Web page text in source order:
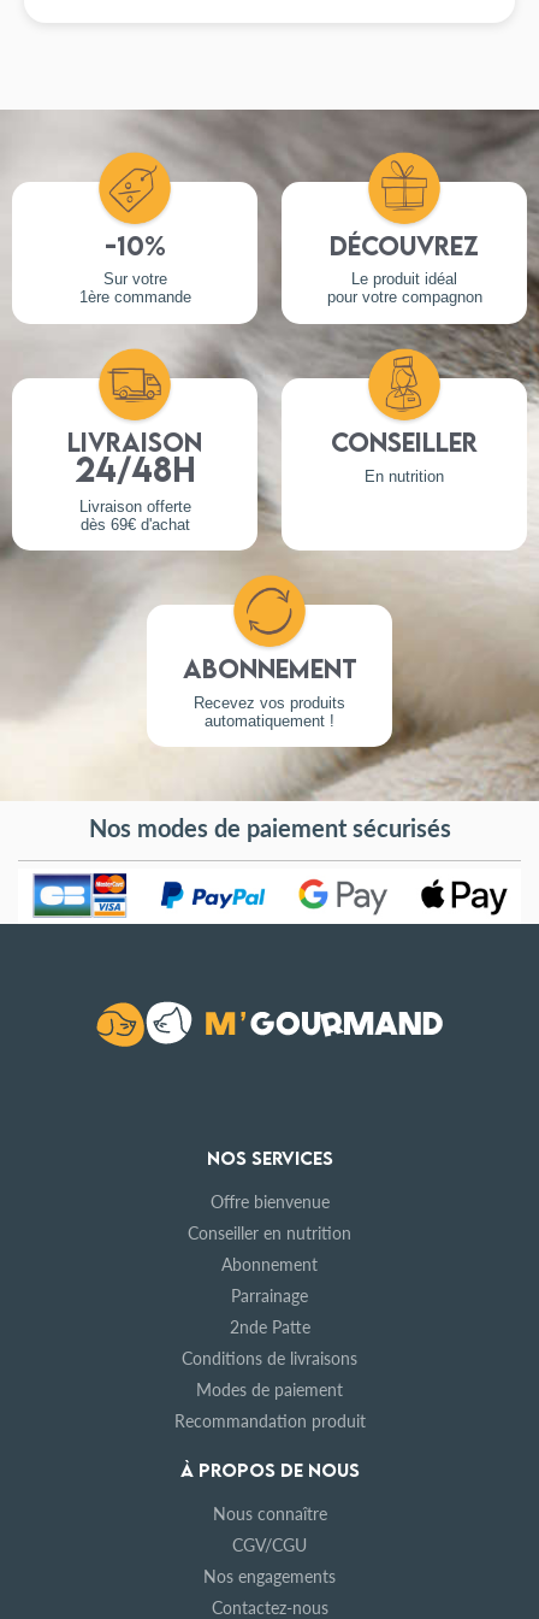
-10%
Sur votre
1ère commande
Découvrez
Le produit idéal
pour votre compagnon
Livraison
24/48h
Livraison offerte
dès 69€ d'achat
Conseiller
En nutrition
Abonnement
Recevez vos produits
automatiquement !
Nos modes de paiement sécurisés
NOS SERVICES
Offre bienvenue
Conseiller en nutrition
Abonnement
Parrainage
2nde Patte
Conditions de livraisons
Modes de paiement
Recommandation produit
À PROPOS DE NOUS
Nous connaître
CGV/CGU
Nos engagements
Contactez-nous